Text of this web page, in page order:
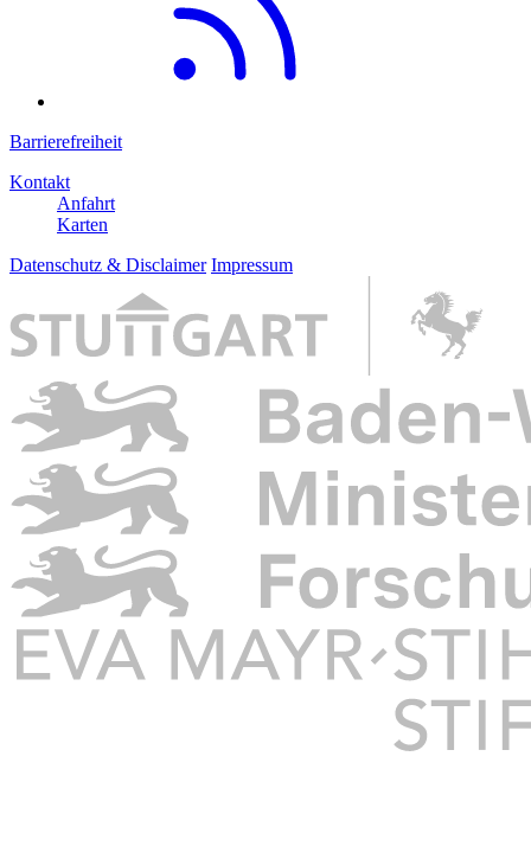
Barrierefreiheit
Kontakt
Anfahrt
Karten
Datenschutz & Disclaimer Impressum